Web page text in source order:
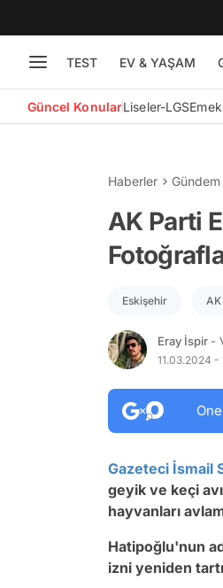
TEST EV & YAŞAM
Güncel KonularLiseler-LGS
Haberler Gündem
AK Parti
Eskişehir
Eray İspir -
11.03.2024 -
Gazeteci İsmail
geyik ve keçi
hayvanları
Hatipoğlu'nun
izni yeniden